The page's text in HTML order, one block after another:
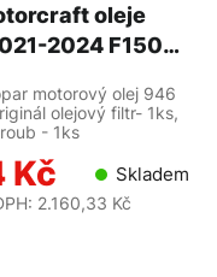
oleje
2024 F150
motorový olej 946
olejový filtr- 1ks,
- 1ks
Kč Skladem
2.160,33 Kč